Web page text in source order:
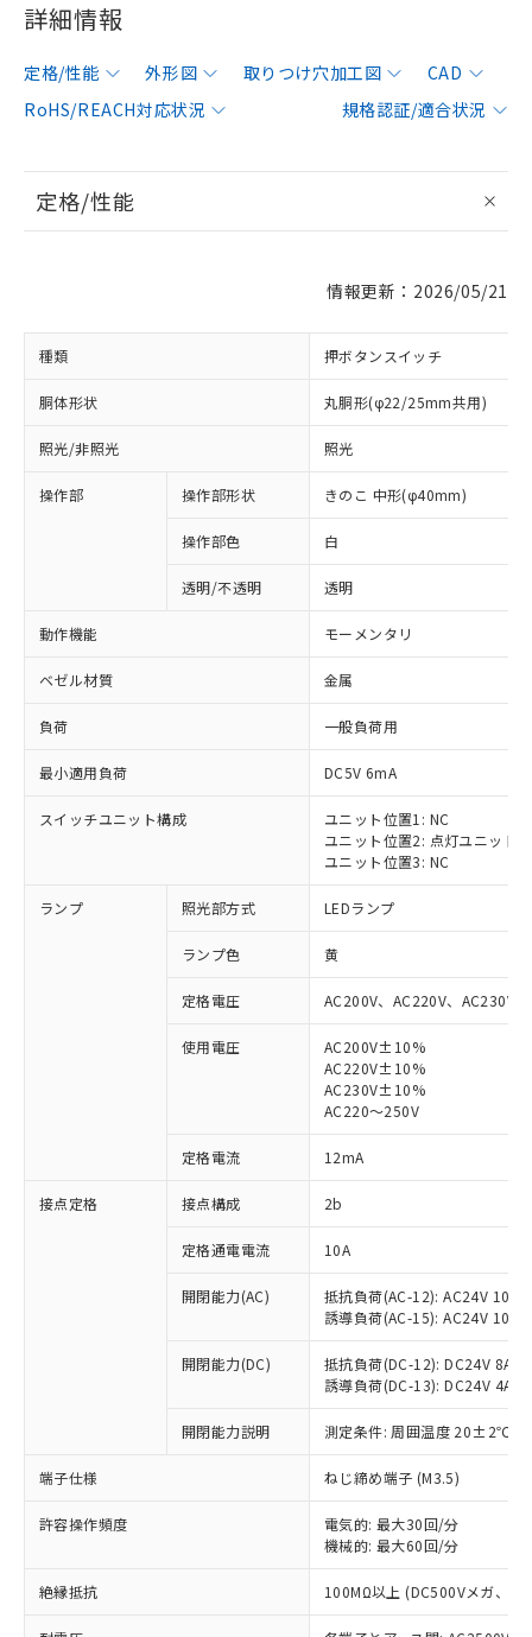
詳細情報
定格/性能 外形図 取りつけ穴加工図
CAD
RoHS/REACH対応状況
規格認証/適合状況
定格/性能
情報更新：2026/05/21
種類 押ボタンスイッチ
胴体形状 丸胴形(φ22/25mm共用)
照光/非照光 照光
操作部 操作部形状 きのこ 中形(φ40mm)
操作部色 白
透明/不透明 透明
動作機能 モーメンタリ
ベゼル材質 金属
負荷 一般負荷用
最小適用負荷 DC5V 6mA
スイッチユニット構成
ユニット位置1: NC
ユニット位置2: 点灯ユニット
ユニット位置3: NC
ランプ 照光部方式 LEDランプ
ランプ色 黄
定格電圧 AC200V、AC220V、AC230V
使用電圧
AC200V±10%
AC220V±10%
AC230V±10%
AC220～250V
定格電流 12mA
接点定格 接点構成 2b
定格通電電流 10A
開閉能力(AC)
抵抗負荷(AC-12): AC24V 10A/
誘導負荷(AC-15): AC24V
開閉能力(DC)
抵抗負荷(DC-12): DC24V 8A/
誘導負荷(DC-13): DC24V 4A/
開閉能力説明 測定条件: 周囲温度 20±2℃、
端子仕様 ねじ締め端子 (M3.5)
許容操作頻度
電気的: 最大30回/分
機械的: 最大60回/分
絶縁抵抗 100MΩ以上 (DC500Vメガ、点
以下の条件をお読みいただき、同意のうえ
本サービスは、当社制御機器事業取扱
商品の当社在庫状況および標準価格
(税抜)を提供させていただくもので
本サービスの対象外となる商品もある
ことをご了承ください。
在庫状況および標準価格照会結果は、
記載している更新日時点での社内デー
タに基づき作成されるものであり、閲
覧された時点での実際の在庫および標
対応済み：EU RoHS指令（10物質）の
非含有に対応した製品が提供可能な商品で
対応予定：EU RoHS指令（10物質）の非含
有に対応した製品に切り替える予定のある
対応予定なし：EU RoHS指令（10物質）の
非含有に非対応の商品で、対応品を出す予
調査・確認中：EU RoHS指令（10物質）の
非含有の対応状況を調査中または確認中の
非該当品：ライセンス料など無形物で、有
害物質有無と関係のない商品です。
仕入先様の事情により、非含有部品として
いたものが、含有品と判明した場合などや
むを得ず変更することがあります。
鉛(Pb) 1000ppm以下、 水銀(Hg) 1000ppm以下、 カド
六価クロム(Cr(Ⅵ)) 1000ppm以下、ポリ臭化ビフェニル
※1 中国RoHS○×表
「○」：最大均質材料含有率が中国RoHSの
基準値以下であることを示します。
「×」：最大均質材料含有率が中国RoHSの
基準値を超えていることを示します。
「－」：未確認です。当社販売部門へお問
*中国RoHS10物質の基準値 (GB/T26572)：
Pb(鉛) :1000ppm、 Hg(水銀) : 1000ppm、 Cd(カドミウ
当社は、これら貴社製品のうち、外国
為替および外国貿易法に定める商品
（以下｢規制貨物等」という）を輸出
または国外への提供する場合は、日本
国政府の輸出許可(または役務取引許
可)を取得するなどの必要な手続きを